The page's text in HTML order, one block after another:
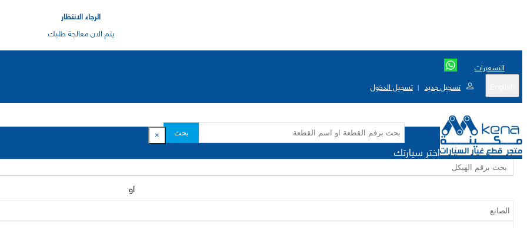
الرجاء الانتظار
يتم الان معالجة طلبك
التسعيرات
تسجيل جديد | تسجيل الدخول
بحث ×
اختر سيارتك
او